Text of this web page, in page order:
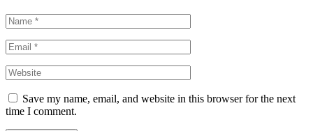
Save my name, email, and website in this browser for the next
time I comment.